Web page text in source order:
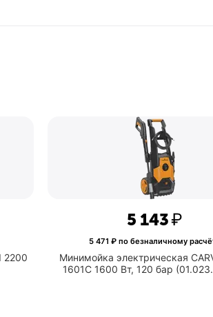
2200
Минимойка электрическая
1601С 1600 Вт, 120 бар
5 143₽
5 471 ₽ по безналичному